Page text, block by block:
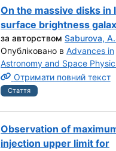
On the massive disks in
surface brightness
за авторством Saburova,
Опубліковано в Advances in
Astronomy and Space
Отримати повний текст
Стаття
Observation of
injection upper limit for